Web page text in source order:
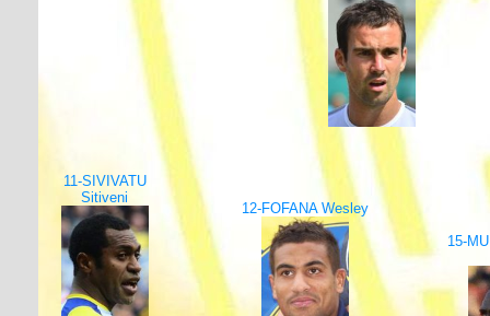
11-SIVIVATU
Sitiveni
12-FOFANA Wesley
15-